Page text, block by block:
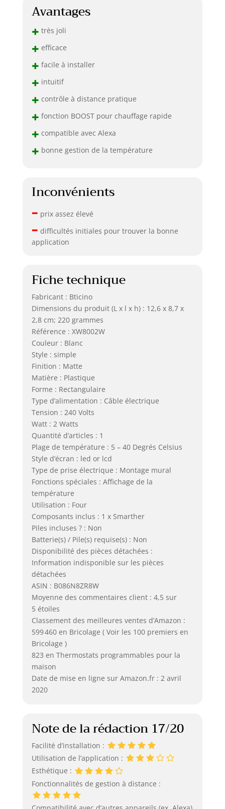
Avantages
+ très joli
+ efficace
+ facile à installer
+ intuitif
+ contrôle à distance pratique
+ fonction BOOST pour chauffage rapide
+ compatible avec Alexa
+ bonne gestion de la température
Inconvénients
– prix assez élevé
– difficultés initiales pour trouver la bonne
application
Fiche technique
Fabricant : Bticino
Dimensions du produit (L x l x h) : 12,6 x 8,7 x
2,8 cm; 220 grammes
Référence : XW8002W
Couleur : Blanc
Style : simple
Finition : Matte
Matière : Plastique
Forme : Rectangulaire
Type d’alimentation : Câble électrique
Tension : 240 Volts
Watt : 2 Watts
Quantité d’articles : 1
Plage de température : 5 – 40 Degrés Celsius
Style d’écran : led or lcd
Type de prise électrique : Montage mural
Fonctions spéciales : Affichage de la
température
Utilisation : Four
Composants inclus : 1 x Smarther
Piles incluses ? : Non
Batterie(s) / Pile(s) requise(s) : Non
Disponibilité des pièces détachées :
Information indisponible sur les pièces
détachées
ASIN : B086N8ZR8W
Moyenne des commentaires client : 4,5 sur
5 étoiles
Classement des meilleures ventes d’Amazon :
599 460 en Bricolage ( Voir les 100 premiers en
Bricolage )
823 en Thermostats programmables pour la
maison
Date de mise en ligne sur Amazon.fr : 2 avril
2020
Note de la rédaction 17/20
Facilité d’installation :
Utilisation de l’application :
Esthétique :
Fonctionnalités de gestion à distance :